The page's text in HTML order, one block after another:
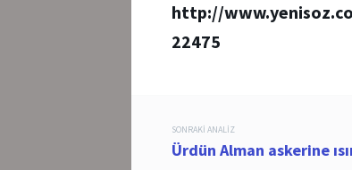
http://
22475
Post
SONRAKI ANALIZ
Ürdün Alman askerine